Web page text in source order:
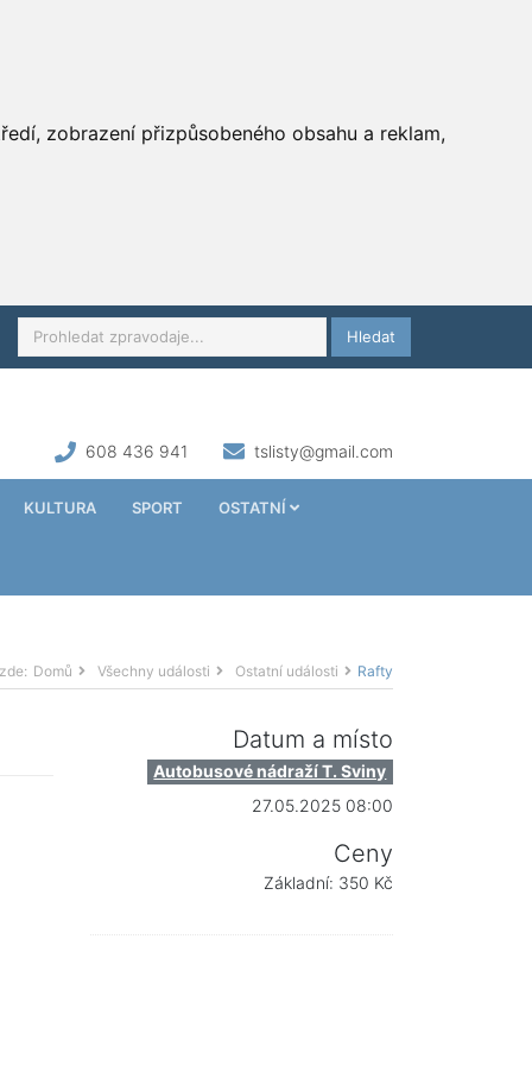
zobrazení přizpůsobeného obsahu a reklam,
Hledat
608 436 941 tslisty@gmail.com
KULTURA SPORT OSTATNÍ
Domů Všechny události Ostatní události Rafty
Datum a místo
Autobusové nádraží T. Sviny
27.05.2025 08:00
Ceny
Základní: 350 Kč